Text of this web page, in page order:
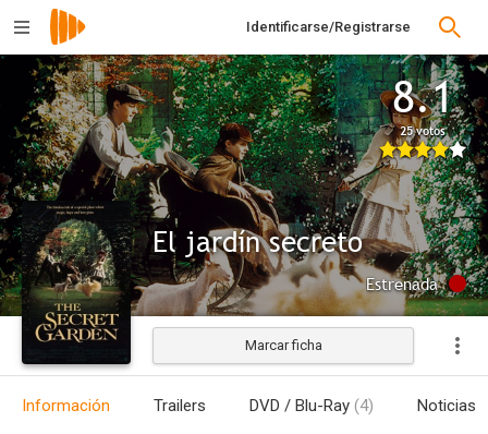
Identificarse/Registrarse
8.1
25 votos
El jardín secreto
Estrenada
Marcar ficha
Información Trailers DVD / Blu-Ray (4) Noticias